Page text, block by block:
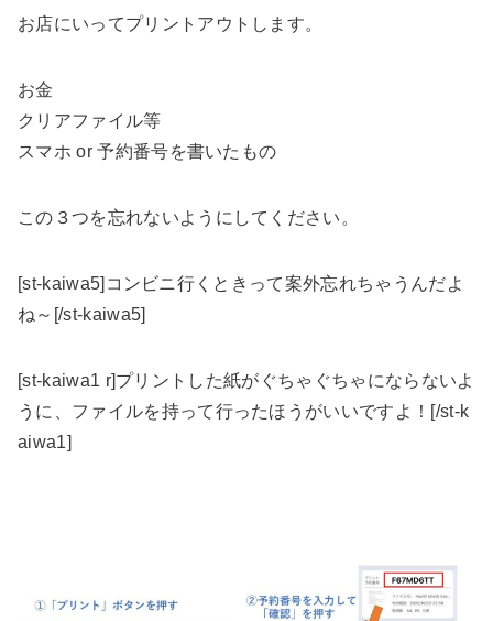
お店にいってプリントアウトします。
お金
クリアファイル等
スマホ or 予約番号を書いたもの
この３つを忘れないようにしてください。
[st-kaiwa5]コンビニ行くときって案外忘れちゃうんだよ
ね～[/st-kaiwa5]
[st-kaiwa1 r]プリントした紙がぐちゃぐちゃにならないよ
うに、ファイルを持って行ったほうがいいですよ！[/st-k
aiwa1]